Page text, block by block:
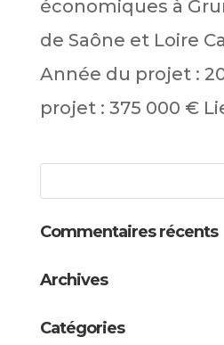
économiques à
de Saône et Loire
Année du projet :
projet : 375 000 €
Commentaires récents
Archives
Catégories